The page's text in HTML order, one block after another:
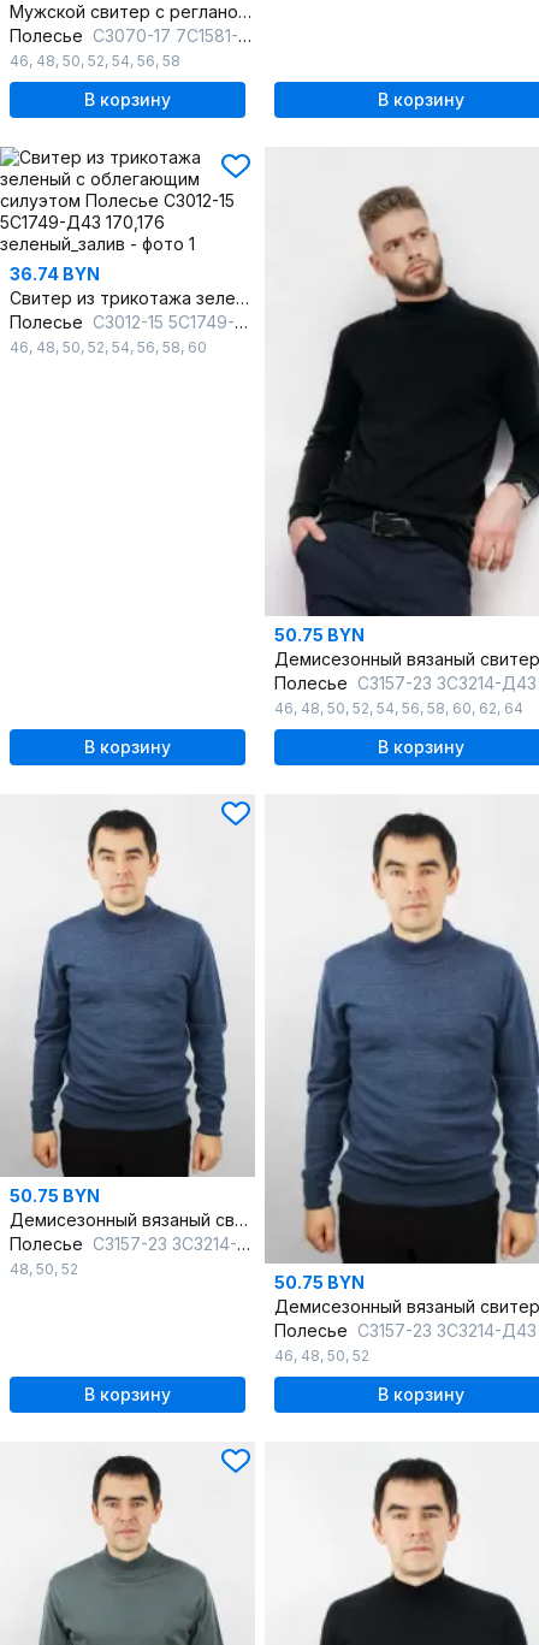
Мужской свитер с регланом и отложным воротником
Полесье С3070-17 7С1581-Д43 170,176 полынь
46, 48, 50, 52, 54, 56, 58
В корзину В корзину
36.74 BYN
Свитер из трикотажа зеленый с облегающим силуэтом
Полесье С3012-15 5С1749-Д43 170,176 зеленый_залив
46, 48, 50, 52, 54, 56, 58, 60
В корзину
50.75 BYN
Полесье С3157-23 3С3214-Д43 170,176
46, 48, 50, 52, 54, 56, 58, 60, 62, 64
В корзину
50.75 BYN
Демисезонный вязаный свитер с двойной стойкой и прямым силуэтом
Полесье С3157-23 3С3214-Д43 170,176 индиго_голубой
48, 50, 52
В корзину
50.75 BYN
Полесье С3157-23 3С3214-Д43 182,188
46, 48, 50, 52
В корзину